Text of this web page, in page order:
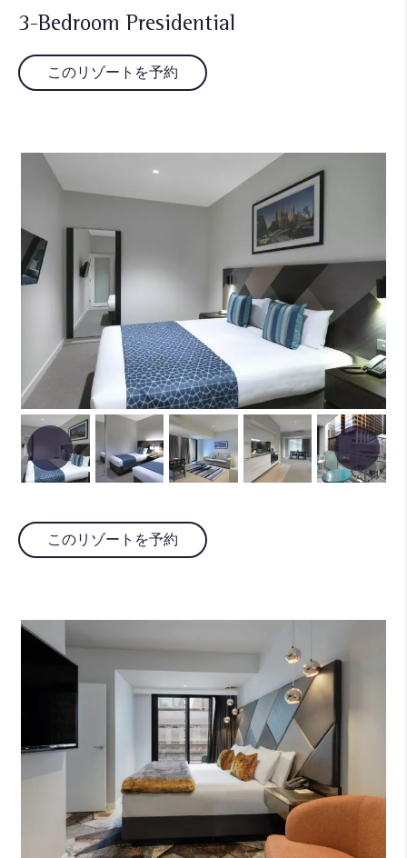
3-Bedroom Presidential
このリゾートを予約
このリゾートを予約